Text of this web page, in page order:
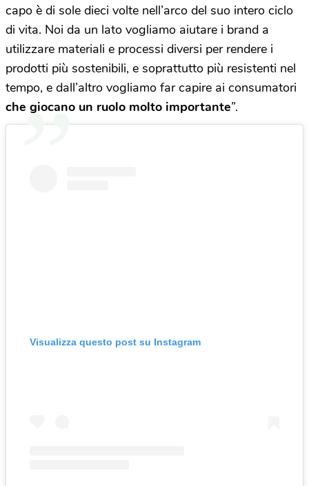
capo è di sole dieci volte nell’arco del suo intero ciclo
di vita. Noi da un lato vogliamo aiutare i brand a
utilizzare materiali e processi diversi per rendere i
prodotti più sostenibili, e soprattutto più resistenti nel
tempo, e dall’altro vogliamo far capire ai consumatori
che giocano un ruolo molto importante”.
Visualizza questo post su Instagram